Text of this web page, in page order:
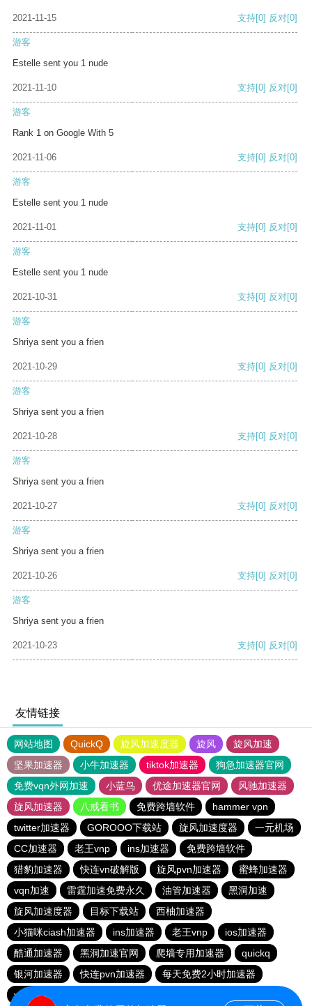
2021-11-15 支持[0] 反对[0]
游客
Estelle sent you 1 nude
2021-11-10 支持[0] 反对[0]
游客
Rank 1 on Google With 5
2021-11-06 支持[0] 反对[0]
游客
Estelle sent you 1 nude
2021-11-01 支持[0] 反对[0]
游客
Estelle sent you 1 nude
2021-10-31 支持[0] 反对[0]
游客
Shriya sent you a frien
2021-10-29 支持[0] 反对[0]
游客
Shriya sent you a frien
2021-10-28 支持[0] 反对[0]
游客
Shriya sent you a frien
2021-10-27 支持[0] 反对[0]
游客
Shriya sent you a frien
2021-10-26 支持[0] 反对[0]
游客
Shriya sent you a frien
2021-10-23 支持[0] 反对[0]
友情链接
网站地图 QuickQ 旋风加速度器 旋风
旋风加速
坚果加速器
小牛加速器 tiktok加速器
狗急加速器官网
免费vqn外网加速
小蓝鸟 优途加速器官网
风驰加速器
旋风加速器
八戒看书 免费跨墙软件
hammer vpn
twitter加速器
GOROOO下载站 旋风加速度器
一元机场
CC加速器
老王vnp ins加速器
免费跨墙软件
猎豹加速器
快连vn破解版 旋风pvn加速器
蜜蜂加速器
vqn加速
雷霆加速免费永久 油管加速器
黑洞加速
旋风加速度器
目标下载站
西柚加速器
小猫咪ciash加速器
ins加速器 老王vnp
ios加速器
酷通加速器
黑洞加速官网 爬墙专用加速器
quickq
银河加速器
快连pvn加速器
每天免费2小时加速器
vp免费加速